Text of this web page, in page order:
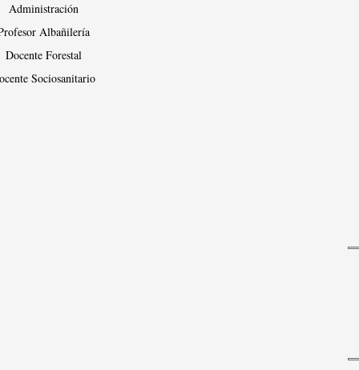
Administración
Albañilería
Docente Forestal
Sociosanitario